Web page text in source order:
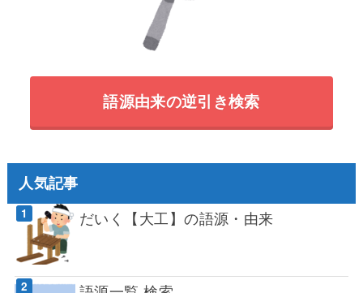
語源由来の逆引き検索
人気記事
だいく【大工】の語源・由来